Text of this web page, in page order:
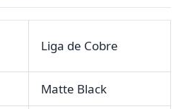
Liga de Cobre
Matte Black